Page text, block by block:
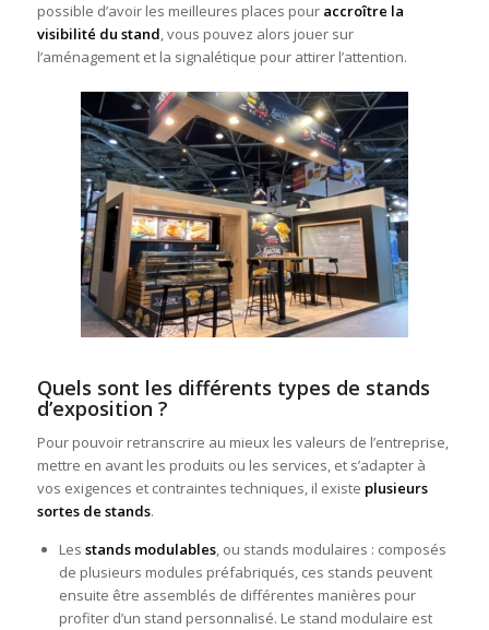
possible d’avoir les meilleures places pour accroître la
visibilité du stand, vous pouvez alors jouer sur
l’aménagement et la signalétique pour attirer l’attention.
Quels sont les différents types de stands
d’exposition ?
Pour pouvoir retranscrire au mieux les valeurs de l’entreprise,
mettre en avant les produits ou les services, et s’adapter à
vos exigences et contraintes techniques, il existe plusieurs
sortes de stands.
Les stands modulables, ou stands modulaires : composés
de plusieurs modules préfabriqués, ces stands peuvent
ensuite être assemblés de différentes manières pour
profiter d’un stand personnalisé. Le stand modulaire est